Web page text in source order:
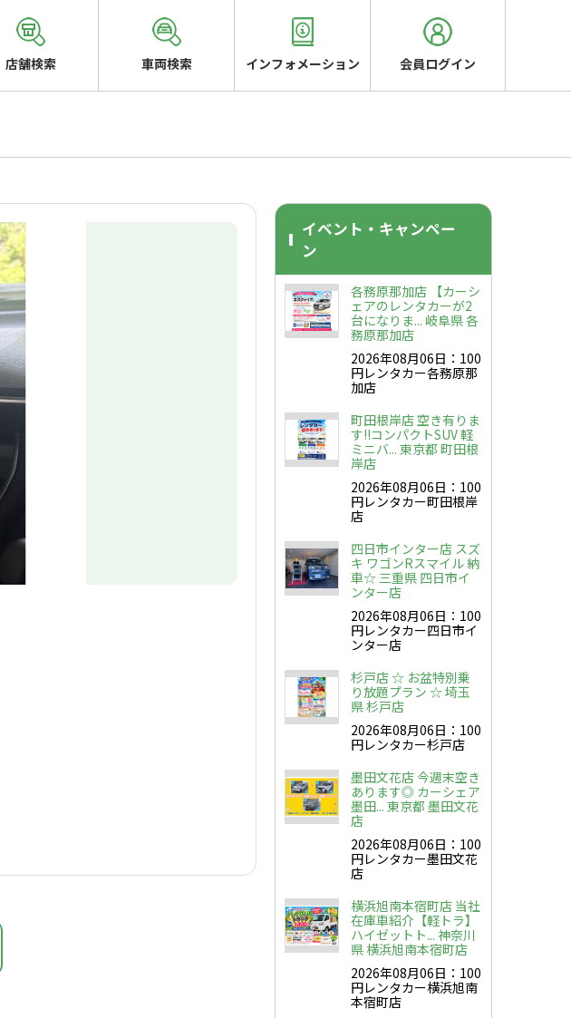
店舗検索 車両検索 インフォメーション 会員ログイン
イベント・キャンペー
ン
各務原那加店 【カーシ
ェアのレンタカーが2
台になりま... 岐阜県 各
務原那加店
2026年08月06日：100
円レンタカー各務原那
加店
町田根岸店 空き有りま
す!!コンパクトSUV 軽
ミニバ... 東京都 町田根
岸店
2026年08月06日：100
円レンタカー町田根岸
店
四日市インター店 スズ
キ ワゴンRスマイル 納
車☆ 三重県 四日市イ
ンター店
2026年08月06日：100
円レンタカー四日市イ
ンター店
杉戸店 ☆ お盆特別乗
り放題プラン ☆ 埼玉
県 杉戸店
2026年08月06日：100
円レンタカー杉戸店
墨田文花店 今週末空き
あります◎ カーシェア
墨田... 東京都 墨田文花
店
2026年08月06日：100
円レンタカー墨田文花
店
横浜旭南本宿町店 当社
在庫車紹介【軽トラ】
ハイゼットト... 神奈川
県 横浜旭南本宿町店
2026年08月06日：100
円レンタカー横浜旭南
本宿町店